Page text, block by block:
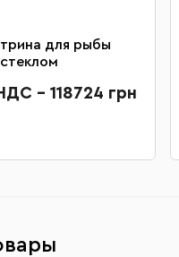
для рыбы
- 118724 грн